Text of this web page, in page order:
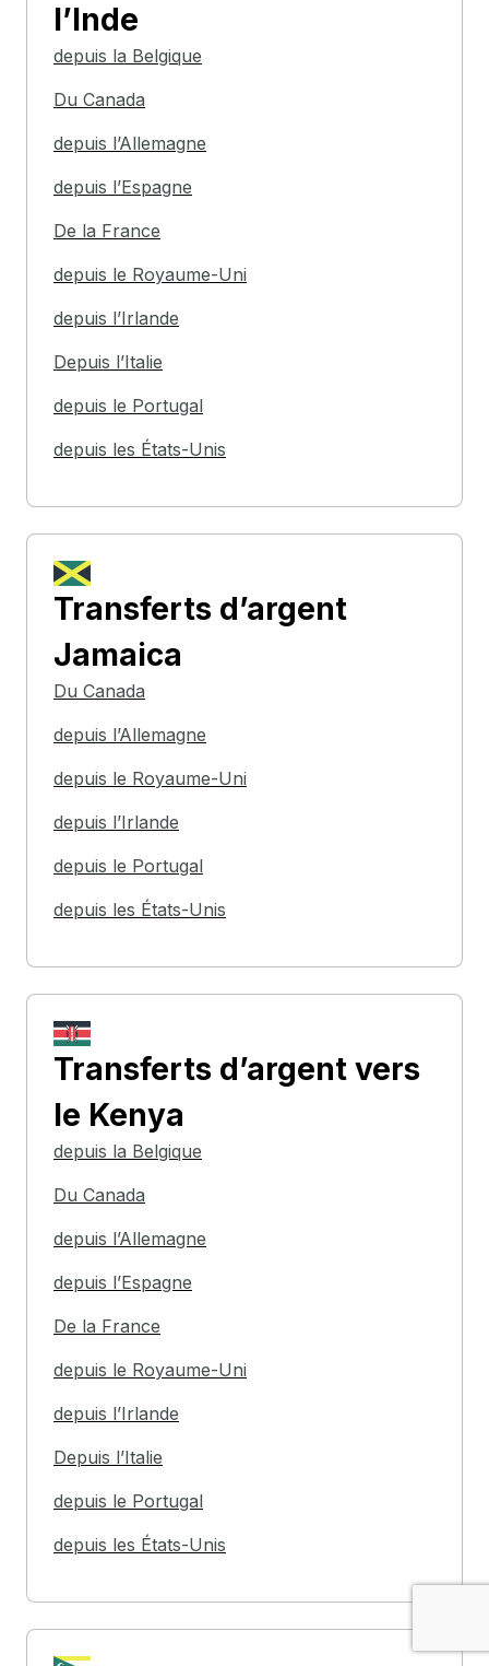
l’Inde
depuis la Belgique
Du Canada
depuis l’Allemagne
depuis l’Espagne
De la France
depuis le Royaume-Uni
depuis l’Irlande
Depuis l’Italie
depuis le Portugal
depuis les États-Unis
Transferts d’argent
Jamaica
Du Canada
depuis l’Allemagne
depuis le Royaume-Uni
depuis l’Irlande
depuis le Portugal
depuis les États-Unis
Transferts d’argent vers
le Kenya
depuis la Belgique
Du Canada
depuis l’Allemagne
depuis l’Espagne
De la France
depuis le Royaume-Uni
depuis l’Irlande
Depuis l’Italie
depuis le Portugal
depuis les États-Unis